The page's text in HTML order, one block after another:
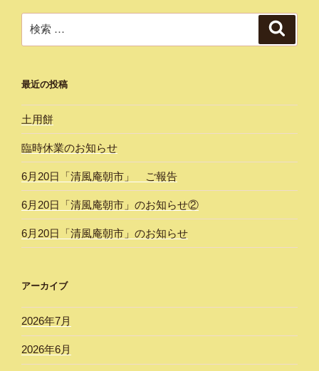
ン
検
索:
最近の投稿
土用餅
臨時休業のお知らせ
6月20日「清風庵朝市」 ご報告
6月20日「清風庵朝市」のお知らせ②
6月20日「清風庵朝市」のお知らせ
アーカイブ
2026年7月
2026年6月